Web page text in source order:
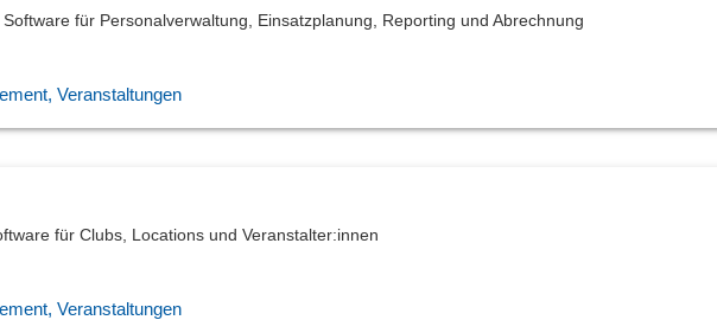
für Personalverwaltung, Einsatzplanung, Reporting und Abrechnung
Veranstaltungen
für Clubs, Locations und Veranstalter:innen
Veranstaltungen